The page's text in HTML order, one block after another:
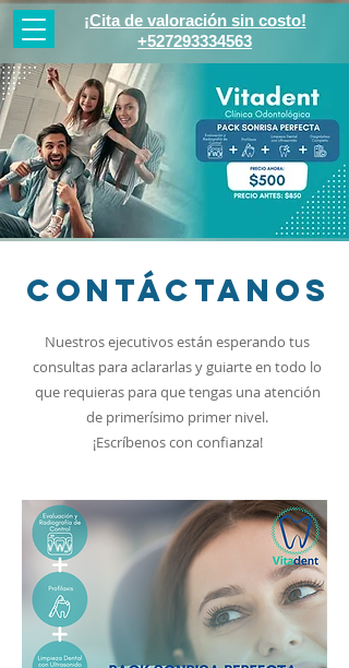
¡Cita de valoración sin costo!
+527293334563
Contáctanos
Nuestros ejecutivos están esperando tus
consultas para aclararlas y guiarte en todo lo
que requieras para que tengas una atención
de primerísimo primer nivel.
¡Escríbenos con confianza!